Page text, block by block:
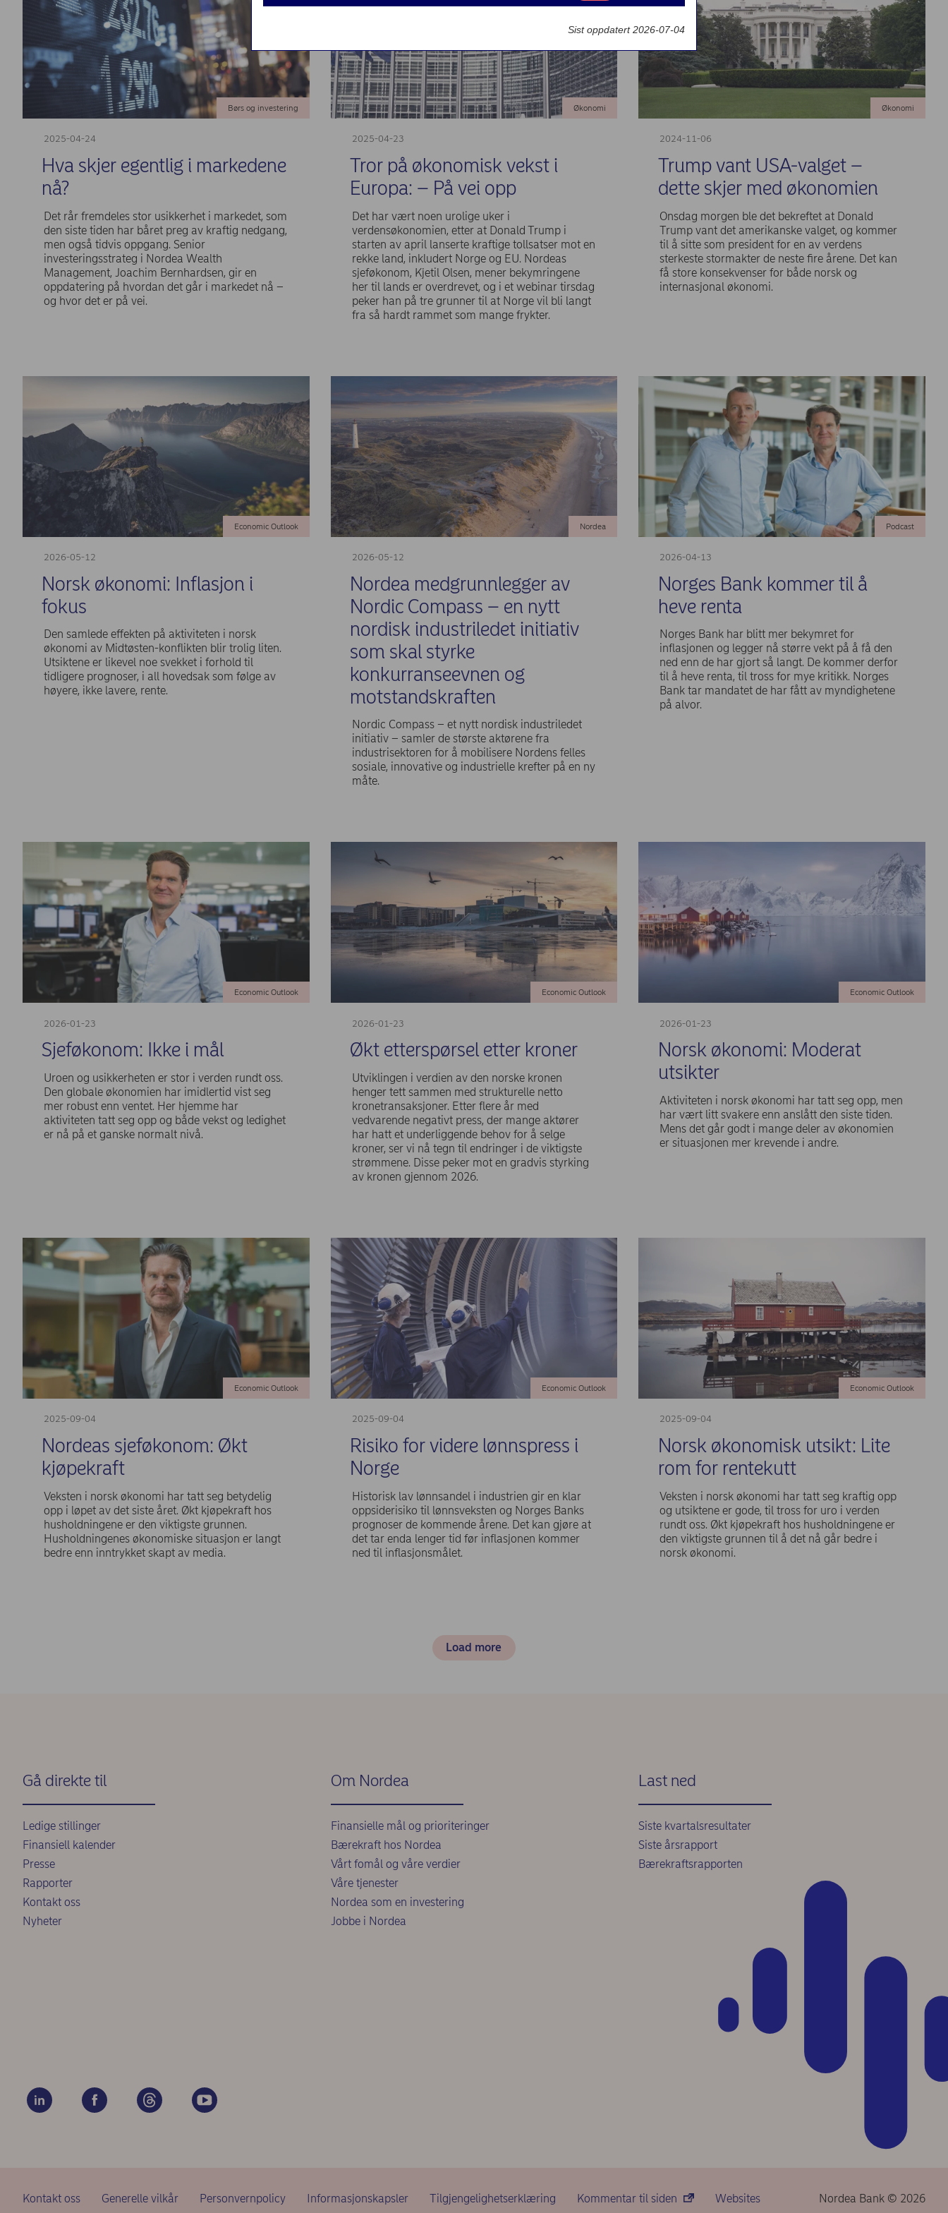
2025-04-24
Børs og investering
Hva skjer egentlig i markedene
nå?
Det rår fremdeles stor usikkerhet i markedet, som
den siste tiden har båret preg av kraftig nedgang,
men også tidvis oppgang. Senior
investeringsstrateg i Nordea Wealth
Management, Joachim Bernhardsen, gir en
oppdatering på hvordan det går i markedet nå –
og hvor det er på vei.
2025-04-23
Økonomi
Tror på økonomisk vekst i
Europa: – På vei opp
Det har vært noen urolige uker i
verdensøkonomien, etter at Donald Trump i
starten av april lanserte kraftige tollsatser mot en
rekke land, inkludert Norge og EU. Nordeas
sjeføkonom, Kjetil Olsen, mener bekymringene
her til lands er overdrevet, og i et webinar tirsdag
peker han på tre grunner til at Norge vil bli langt
fra så hardt rammet som mange frykter.
2024-11-06
Økonomi
Trump vant USA-valget –
dette skjer med økonomien
Onsdag morgen ble det bekreftet at Donald
Trump vant det amerikanske valget, og kommer
til å sitte som president for en av verdens
sterkeste stormakter de neste fire årene. Det kan
få store konsekvenser for både norsk og
internasjonal økonomi.
2026-05-12
Economic Outlook
Norsk økonomi: Inflasjon i
fokus
Den samlede effekten på aktiviteten i norsk
økonomi av Midtøsten-konflikten blir trolig liten.
Utsiktene er likevel noe svekket i forhold til
tidligere prognoser, i all hovedsak som følge av
høyere, ikke lavere, rente.
2026-05-12
Nordea
Nordea medgrunnlegger av
Nordic Compass – en nytt
nordisk industriledet initiativ
som skal styrke
konkurranseevnen og
motstandskraften
Nordic Compass – et nytt nordisk industriledet
initiativ – samler de største aktørene fra
industrisektoren for å mobilisere Nordens felles
sosiale, innovative og industrielle krefter på en ny
måte.
2026-04-13
Podcast
Norges Bank kommer til å
heve renta
Norges Bank har blitt mer bekymret for
inflasjonen og legger nå større vekt på å få den
ned enn de har gjort så langt. De kommer derfor
til å heve renta, til tross for mye kritikk. Norges
Bank tar mandatet de har fått av myndighetene
på alvor.
2026-01-23
Economic Outlook
Sjeføkonom: Ikke i mål
Uroen og usikkerheten er stor i verden rundt oss.
Den globale økonomien har imidlertid vist seg
mer robust enn ventet. Her hjemme har
aktiviteten tatt seg opp og både vekst og ledighet
er nå på et ganske normalt nivå.
2026-01-23
Economic Outlook
Økt etterspørsel etter kroner
Utviklingen i verdien av den norske kronen
henger tett sammen med strukturelle netto
kronetransaksjoner. Etter flere år med
vedvarende negativt press, der mange aktører
har hatt et underliggende behov for å selge
kroner, ser vi nå tegn til endringer i de viktigste
strømmene. Disse peker mot en gradvis styrking
av kronen gjennom 2026.
2026-01-23
Economic Outlook
Norsk økonomi: Moderat
utsikter
Aktiviteten i norsk økonomi har tatt seg opp, men
har vært litt svakere enn anslått den siste tiden.
Mens det går godt i mange deler av økonomien
er situasjonen mer krevende i andre.
2025-09-04
Economic Outlook
Nordeas sjeføkonom: Økt
kjøpekraft
Veksten i norsk økonomi har tatt seg betydelig
opp i løpet av det siste året. Økt kjøpekraft hos
husholdningene er den viktigste grunnen.
Husholdningenes økonomiske situasjon er langt
bedre enn inntrykket skapt av media.
2025-09-04
Economic Outlook
Risiko for videre lønnspress i
Norge
Historisk lav lønnsandel i industrien gir en klar
oppsiderisiko til lønnsveksten og Norges Banks
prognoser de kommende årene. Det kan gjøre at
det tar enda lenger tid før inflasjonen kommer
ned til inflasjonsmålet.
2025-09-04
Economic Outlook
Norsk økonomisk utsikt: Lite
rom for rentekutt
Veksten i norsk økonomi har tatt seg kraftig opp
og utsiktene er gode, til tross for uro i verden
rundt oss. Økt kjøpekraft hos husholdningene er
den viktigste grunnen til å det nå går bedre i
norsk økonomi.
Load more
Gå direkte til
Ledige stillinger
Finansiell kalender
Presse
Rapporter
Kontakt oss
Nyheter
Om Nordea
Finansielle mål og prioriteringer
Bærekraft hos Nordea
Vårt fomål og våre verdier
Våre tjenester
Nordea som en investering
Jobbe i Nordea
Last ned
Siste kvartalsresultater
Siste årsrapport
Bærekraftsrapporten
Kontakt oss Generelle vilkår Personvernpolicy Informasjonskapsler Tilgjengelighetserklæring Kommentar til siden Websites Nordea Bank © 2026
Markedsføring
Sist oppdatert 2026-07-04